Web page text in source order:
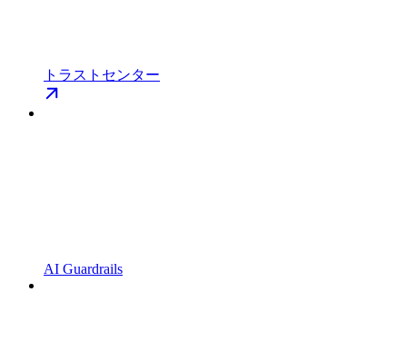
トラストセンター
AI Guardrails